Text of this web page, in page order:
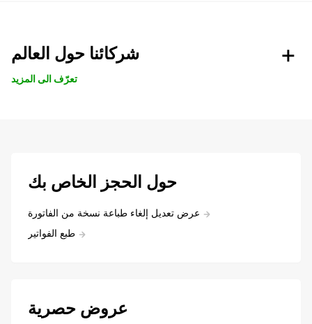
شركائنا حول العالم
تعرّف الى المزيد
حول الحجز الخاص بك
عرض تعديل إلغاء طباعة نسخة من الفاتورة
طبع الفواتير
عروض حصرية